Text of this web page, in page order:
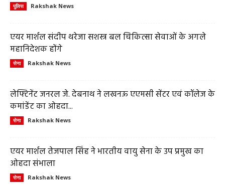
पुलिस Rakshak News
एयर मार्शल संदीप थरेजा सशस्त्र बल चिकित्सा सेवाओं के अगले
महानिदेशक होंगे
सेना Rakshak News
लेफ्टिनेंट जनरल जे. देबनाथ ने लखनऊ एएमसी सेंटर एवं कॉलेज के
कमांडेंट का ओहदा...
सेना Rakshak News
एयर मार्शल तेजपाल सिंह ने भारतीय वायु सेना के उप प्रमुख का
ओहदा संभाला
सेना Rakshak News